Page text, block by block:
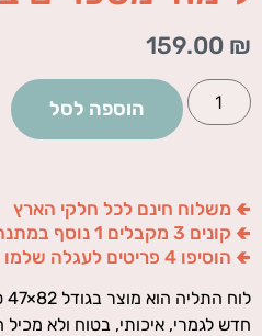
159.00 ₪
הוספה לסל
🢀 משלוח חינם לכל חלקי הארץ
🢀 קונים 3 מקבלים 1 נוסף במתנה!
🢀 הוסיפו 4 פריטים לעגלה שלמו רק על 3
חדש לגמרי, איכותי, בטוח ולא מכיל